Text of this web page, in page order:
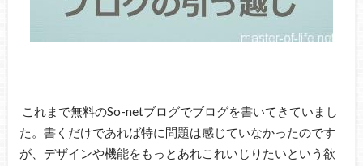
これまで無料のSo-netブログでブログを書いてきていまし
た。書くだけであれば特に問題は感じていなかったのです
が、デザインや機能をもっとあれこれいじりたいという欲